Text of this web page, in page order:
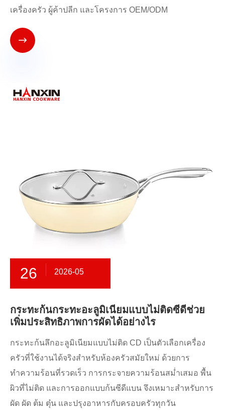
เครื่องครัว ผู้ค้าปลีก และโครงการ OEM/ODM

26 2026-05
กระทะก้นกระทะอะลูมิเนียมแบบไม่ติดซีดีช่วย
เพิ่มประสิทธิภาพการผัดได้อย่างไร
กระทะก้นลึกอะลูมิเนียมแบบไม่ติด CD เป็นตัวเลือกเครื่อง
ครัวที่ใช้งานได้จริงสำหรับห้องครัวสมัยใหม่ ด้วยการ
ทำความร้อนที่รวดเร็ว การกระจายความร้อนสม่ำเสมอ พื้น
ผิวที่ไม่ติด และการออกแบบก้นซีดีแบน จึงเหมาะสำหรับการ
ผัด ผัด ต้ม ตุ๋น และปรุงอาหารกับครอบครัวทุกวัน